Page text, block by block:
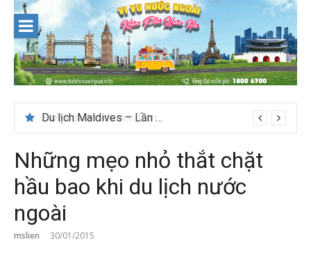
content
Du lịch Maldives – Lần đầu nên đi đâu, chơi gì?
Những mẹo nhỏ thắt chặt
hầu bao khi du lịch nước
ngoài
mslien 30/01/2015